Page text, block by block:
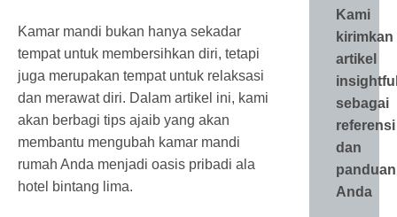
Kamar mandi bukan hanya sekadar
tempat untuk membersihkan diri, tetapi
juga merupakan tempat untuk relaksasi
dan merawat diri. Dalam artikel ini, kami
akan berbagi tips ajaib yang akan
membantu mengubah kamar mandi
rumah Anda menjadi oasis pribadi ala
hotel bintang lima.
Kami
kirimkan
artikel
sebagai
referensi
dan
panduan
Anda